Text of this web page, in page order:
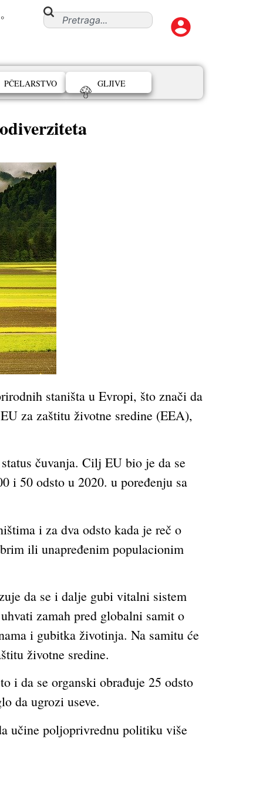
PČELARSTVO GLJIVE
staništa u Evropi, što znači da
za zaštitu životne sredine (EEA),
čuvanja. Cilj EU bio je da se
i 50 odsto u 2020. u poređenju sa
i za dva odsto kada je reč o
ili unapređenim populacionim
da se i dalje gubi vitalni sistem
zamah pred globalni samit o
i gubitka životinja. Na samitu će
životne sredine.
i da se organski obrađuje 25 odsto
da ugrozi useve.
učine poljoprivrednu politiku više